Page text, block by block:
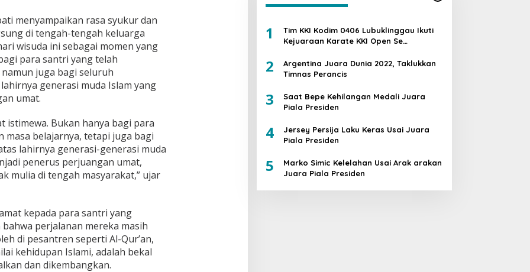
menyampaikan rasa syukur dan
di tengah-tengah keluarga
wisuda ini sebagai momen yang
para santri yang telah
juga bagi seluruh
generasi muda Islam yang
umat.
istimewa. Bukan hanya bagi para
masa belajarnya, tetapi juga bagi
lahirnya generasi-generasi muda
penerus perjuangan umat,
mulia di tengah masyarakat,” ujar
kepada para santri yang
perjalanan mereka masih
di pesantren seperti Al-Qur’an,
kehidupan Islami, adalah bekal
dan dikembangkan.
1
Tim KKI Kodim 0406 Lubuklinggau Ikuti
Kejuaraan Karate KKI Open Se
2
Argentina Juara Dunia 2022, Taklukkan
Timnas Perancis
3
Saat Bepe Kehilangan Medali Juara
Piala Presiden
4
Jersey Persija Laku Keras Usai Juara
Piala Presiden
5
Marko Simic Kelelahan Usai Arak arakan
Juara Piala Presiden